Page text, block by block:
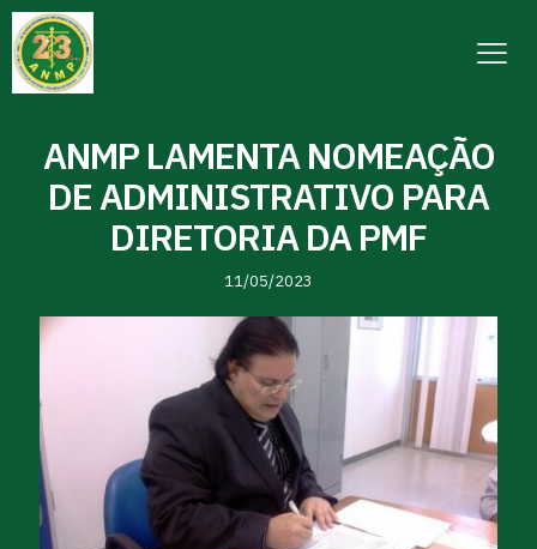
ANMP LAMENTA NOMEAÇÃO
DE ADMINISTRATIVO PARA
DIRETORIA DA PMF
11/05/2023